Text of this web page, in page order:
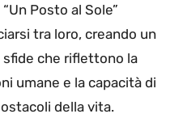
Posto al Sole”
tra loro, creando un
sfide che riflettono la
umane e la capacità di
della vita.